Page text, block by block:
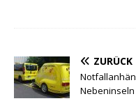
ZURÜCK
Nebeninseln